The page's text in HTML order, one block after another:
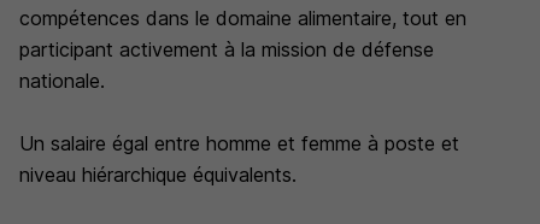
compétences dans le domaine alimentaire, tout en
participant activement à la mission de défense
nationale.
Un salaire égal entre homme et femme à poste et
niveau hiérarchique équivalents.